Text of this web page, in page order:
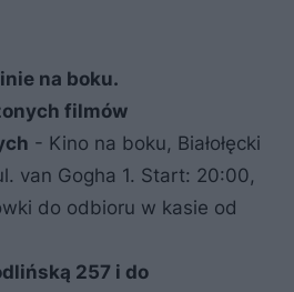
na boku.
filmów
- Kino na boku, Białołęcki
van Gogha 1. Start: 20:00,
do odbioru w kasie od
257 i do